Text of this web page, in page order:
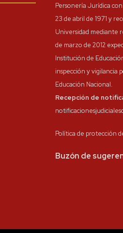
Personería Jurídica
23 de abril de 1971 y
Universidad mediante
de marzo de 2012
Institución de
inspección y vigilancia
Educación Nacional.
Recepción de
Política de protección
Buzón de